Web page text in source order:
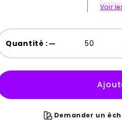
Voir
Quantité :
Demander un